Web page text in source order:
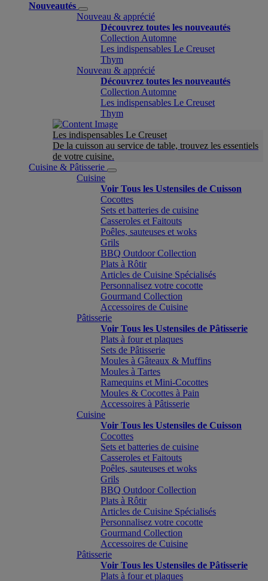
Nouveautés
Nouveau & apprécié
Découvrez toutes les nouveautés
Collection Automne
Les indispensables Le Creuset
Thym
Nouveau & apprécié
Découvrez toutes les nouveautés
Collection Automne
Les indispensables Le Creuset
Thym
Les indispensables Le Creuset
De la cuisson au service de table, trouvez les essentiels
de votre cuisine.
Cuisine & Pâtisserie
Cuisine
Voir Tous les Ustensiles de Cuisson
Cocottes
Sets et batteries de cuisine
Casseroles et Faitouts
Poêles, sauteuses et woks
Grils
BBQ Outdoor Collection
Plats à Rôtir
Articles de Cuisine Spécialisés
Personnalisez votre cocotte
Gourmand Collection
Accessoires de Cuisine
Pâtisserie
Voir Tous les Ustensiles de Pâtisserie
Plats à four et plaques
Sets de Pâtisserie
Moules à Gâteaux & Muffins
Moules à Tartes
Ramequins et Mini-Cocottes
Moules & Cocottes à Pain
Accessoires à Pâtisserie
Cuisine
Voir Tous les Ustensiles de Cuisson
Cocottes
Sets et batteries de cuisine
Casseroles et Faitouts
Poêles, sauteuses et woks
Grils
BBQ Outdoor Collection
Plats à Rôtir
Articles de Cuisine Spécialisés
Personnalisez votre cocotte
Gourmand Collection
Accessoires de Cuisine
Pâtisserie
Voir Tous les Ustensiles de Pâtisserie
Plats à four et plaques